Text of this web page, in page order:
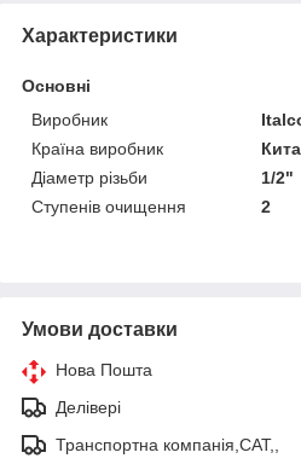
Характеристики
Основні
Виробник
Країна виробник
Діаметр різьби
1/2"
Ступенів очищення
2
Умови доставки
Нова Пошта
Делівері
Транспортна компанія,САТ,,